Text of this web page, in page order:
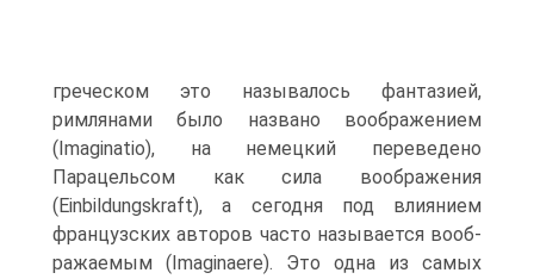
греческом это называлось фан­тазией,
римлянами было названо воображением
(Imaginatio), на немец­кий переведено
Парацельсом как сила воображения
(Einbildungskraft), а сегодня под влиянием
французских авторов часто называется вооб­
ражаемым (Imaginaere). Это одна из самых